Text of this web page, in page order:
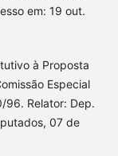
em: 19 out.
à Proposta
Especial
96. Relator: Dep.
07 de